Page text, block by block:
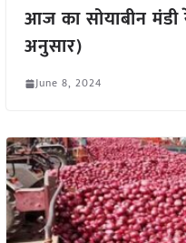
आज का सोयाबीन
अनुसार)
June 8, 2024